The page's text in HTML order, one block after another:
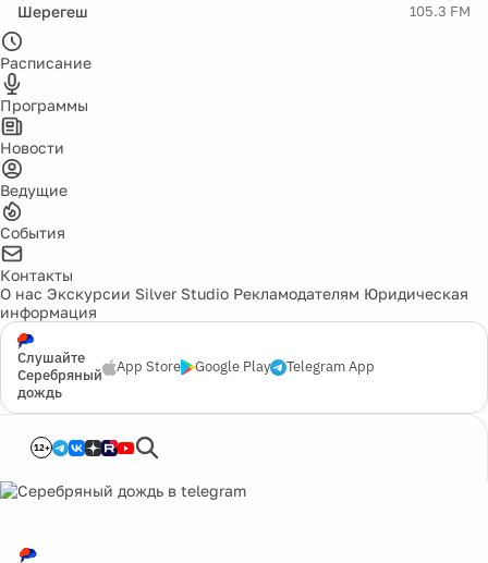
Шерегеш 105.3 FM
Расписание
Программы
Новости
Ведущие
События
Контакты
О нас Экскурсии Silver Studio Рекламодателям Юридическая
информация
Слушайте
Серебряный
дождь
App Store Google Play Telegram App
12+